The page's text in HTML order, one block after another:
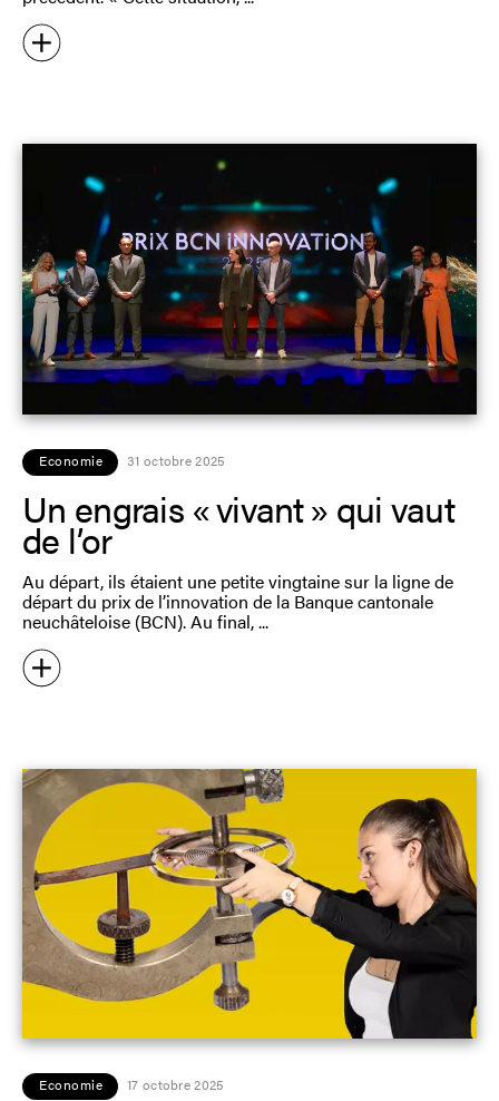
Economie 31 octobre 2025
Un engrais « vivant » qui vaut
de l’or
Au départ, ils étaient une petite vingtaine sur la ligne de
départ du prix de l’innovation de la Banque cantonale
neuchâteloise (BCN). Au final,
Economie 17 octobre 2025